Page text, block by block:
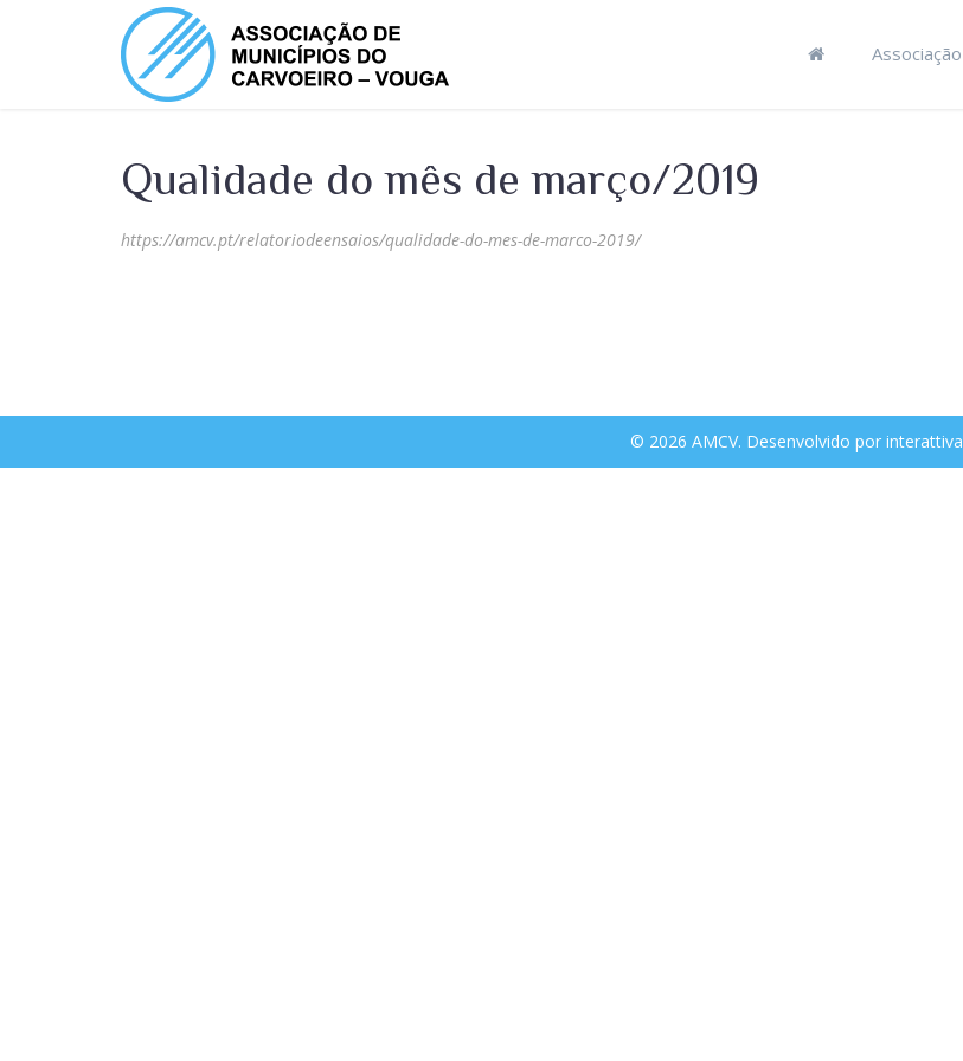
Associação
Qualidade do mês de março/2019
https://amcv.pt/relatoriodeensaios/qualidade-do-mes-de-marco-2019/
© 2026 AMCV. Desenvolvido por interattiva